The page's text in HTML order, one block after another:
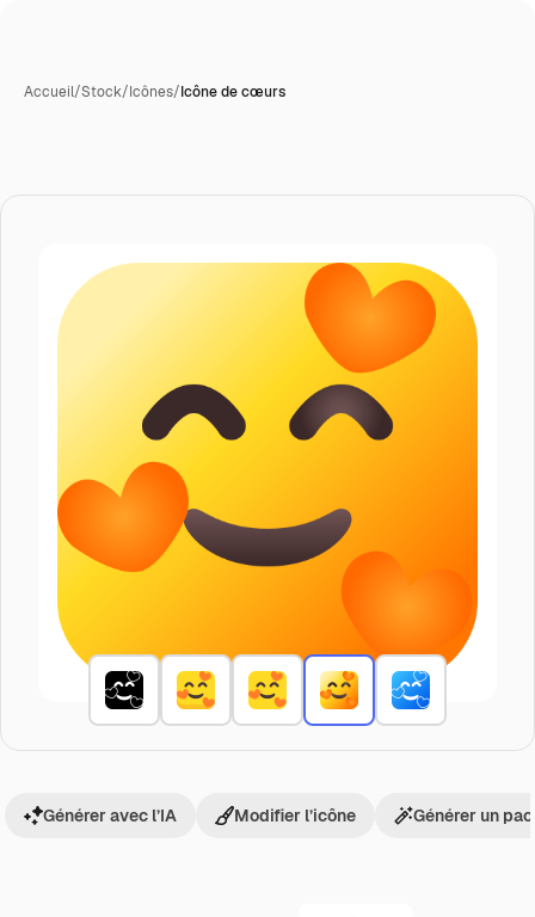
Accueil/Stock/Icônes/Icône de cœurs
Générer avec l’IA Modifier l’icône Générer un